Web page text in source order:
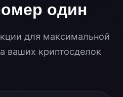
один
для максимальной
ваших криптосделок